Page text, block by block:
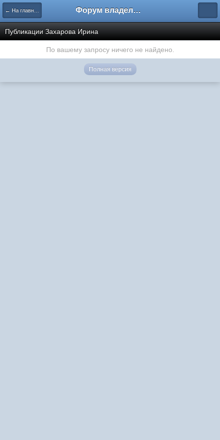
← На главную Форум владельцев интернет-магазинов
Публикации Захарова Ирина
По вашему запросу ничего не найдено.
Полная версия